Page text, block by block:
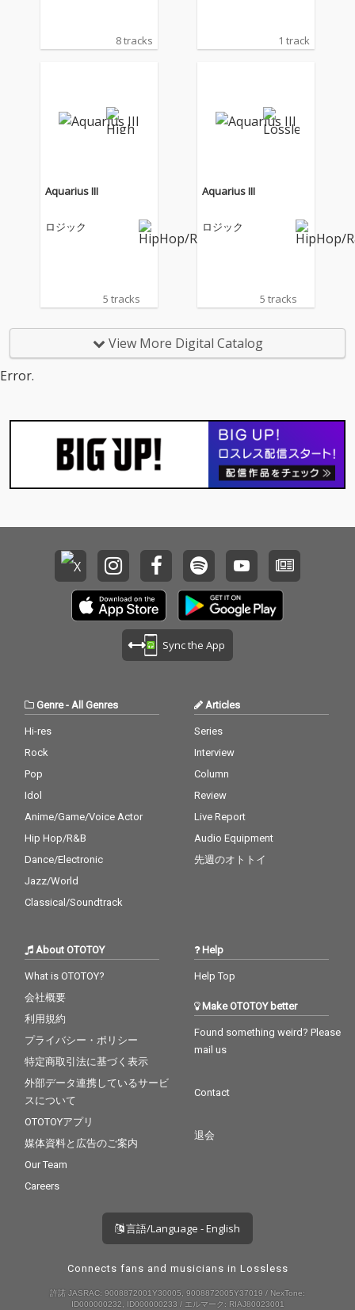
8 tracks 1 track
Aquarius III
ロジック
5 tracks
Aquarius III
ロジック
5 tracks
View More Digital Catalog
Error.
Sync the App
Genre- All Genres
Hi-res
Rock
Pop
Idol
Anime/Game/Voice Actor
Hip Hop/R&B
Dance/Electronic
Jazz/World
Classical/Soundtrack
Articles
Series
Interview
Column
Review
Live Report
Audio Equipment
先週のオトトイ
About OTOTOY
What is OTOTOY?
会社概要
利用規約
プライバシー・ポリシー
特定商取引法に基づく表示
外部データ連携しているサービ
スについて
OTOTOYアプリ
媒体資料と広告のご案内
Our Team
Careers
Help
Help Top
Make OTOTOY better
Found something weird? Please
mail us
Contact
退会
言語/Language - English
Connects fans and musicians in Lossless
許諾 JASRAC: 9008872001Y30005, 9008872005Y37019 / NexTone:
ID000000232, ID000000233 / エルマーク: RIAJ80023001